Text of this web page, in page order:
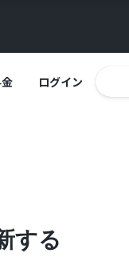
ログイン
する